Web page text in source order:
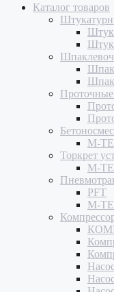
Каталог товаров
M-
Торкрет
M-
PFT
M-